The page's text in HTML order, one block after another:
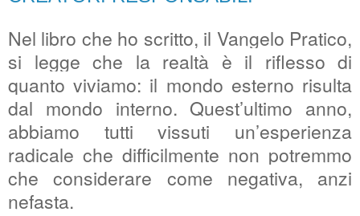
Nel libro che ho scritto, il Vangelo Pratico,
si legge che la realtà è il riflesso di
quanto viviamo: il mondo esterno risulta
dal mondo interno. Quest’ultimo anno,
abbiamo tutti vissuti un’esperienza
radicale che difficilmente non potremmo
che considerare come negativa, anzi
nefasta.